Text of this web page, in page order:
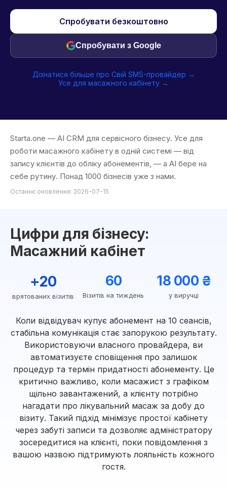
Спробувати безкоштовно
Спробувати з Google
Дізнатися більше про Свій SMS-провайдер →
Усе для масажного кабінету →
Starta.one — AI CRM для сервісного бізнесу. Усе для
роботи масажного кабінету в одній системі — від
запису клієнтів до обліку абонементів, — а AI бере на
себе рутину. Понад 1000 бізнесів уже з нами.
Останнє оновлення: 2026-07-15
Цифри для бізнесу:
Масажний кабінет
+20
врятованих візитів
60
Візитів на тиждень
18 000 ₴
у виручці
Коли відвідувач купує абонемент на 10 сеансів,
стабільна комунікація стає запорукою результату.
Використовуючи власного провайдера, ви
автоматизуєте сповіщення про залишок
процедур та термін придатності абонементу. Це
критично важливо, коли масажист з графіком
щільно завантажений, а клієнту потрібно
нагадати про лікувальний масаж за добу до
візиту. Такий підхід мінімізує простої кабінету
через забуті записи та дозволяє адміністратору
зосередитися на клієнті, поки повідомлення з
вашою назвою підтримують лояльність кожного
гостя.